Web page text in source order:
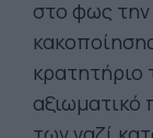
στο φως την
αξιωματικό